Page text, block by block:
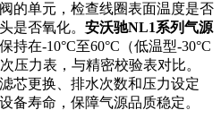
的单元，检查线圈表面温度是否
是否氧化。 安沃驰NL1系列气源
持在-10°C至60°C（低温型-30°C
压力表，与精密校验表对比。
芯更换、排水次数和压力设定
备寿命，保障气源品质稳定。